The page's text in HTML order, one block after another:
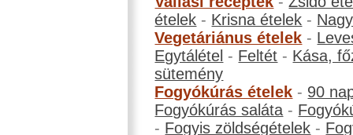
ételek - Krisna ételek -
Vegetáriánus ételek -
Egytálétel - Feltét - Kása,
sütemény
Fogyókúrás ételek - 90
Fogyókúrás saláta -
- Fogyis zöldségételek -